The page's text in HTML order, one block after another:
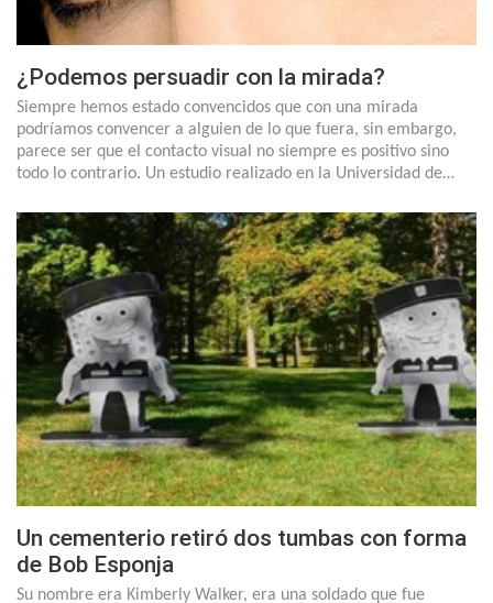
¿Podemos persuadir con la mirada?
Siempre hemos estado convencidos que con una mirada
podríamos convencer a alguien de lo que fuera, sin embargo,
parece ser que el contacto visual no siempre es positivo sino
todo lo contrario. Un estudio realizado en la Universidad de…
Un cementerio retiró dos tumbas con forma
de Bob Esponja
Su nombre era Kimberly Walker, era una soldado que fue